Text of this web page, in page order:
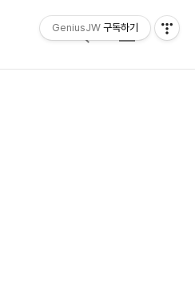
검
메
GeniusJW 구독하기